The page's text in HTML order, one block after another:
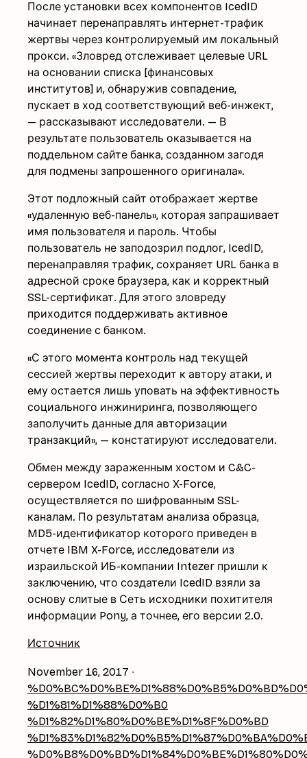
После установки всех компонентов IcedID
начинает перенаправлять интернет-трафик
жертвы через контролируемый им локальный
прокси. «Зловред отслеживает целевые URL
на основании списка [финансовых
институтов] и, обнаружив совпадение,
пускает в ход соответствующий веб-инжект,
— рассказывают исследователи. — В
результате пользователь оказывается на
поддельном сайте банка, созданном загодя
для подмены запрошенного оригинала».
Этот подложный сайт отображает жертве
«удаленную веб-панель», которая запрашивает
имя пользователя и пароль. Чтобы
пользователь не заподозрил подлог, IcedID,
перенаправляя трафик, сохраняет URL банка в
адресной сроке браузера, как и корректный
SSL-сертификат. Для этого зловреду
приходится поддерживать активное
соединение с банком.
«С этого момента контроль над текущей
сессией жертвы переходит к автору атаки, и
ему остается лишь уповать на эффективность
социального инжиниринга, позволяющего
заполучить данные для авторизации
транзакций», — констатируют исследователи.
Обмен между зараженным хостом и C&C-
сервером IcedID, согласно X-Force,
осуществляется по шифрованным SSL-
каналам. По результатам анализа образца,
MD5-идентификатор которого приведен в
отчете IBM X-Force, исследователи из
израильской ИБ-компании Intezer пришли к
заключению, что создатели IcedID взяли за
основу слитые в Сеть исходники похитителя
информации Pony, а точнее, его версии 2.0.
Источник
November 16, 2017 ∙
%D1%81%D1%88%D0%B0
%D1%82%D1%80%D0%BE%D1%8F%D0%BD